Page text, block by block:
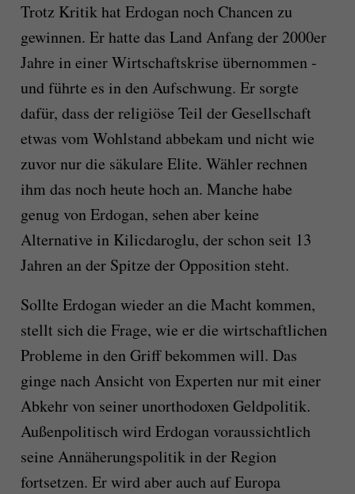
Trotz Kritik hat Erdogan noch Chancen zu
gewinnen. Er hatte das Land Anfang der 2000er
Jahre in einer Wirtschaftskrise übernommen -
und führte es in den Aufschwung. Er sorgte
dafür, dass der religiöse Teil der Gesellschaft
etwas vom Wohlstand abbekam und nicht wie
zuvor nur die säkulare Elite. Wähler rechnen
ihm das noch heute hoch an. Manche habe
genug von Erdogan, sehen aber keine
Alternative in Kilicdaroglu, der schon seit 13
Jahren an der Spitze der Opposition steht.
Sollte Erdogan wieder an die Macht kommen,
stellt sich die Frage, wie er die wirtschaftlichen
Probleme in den Griff bekommen will. Das
ginge nach Ansicht von Experten nur mit einer
Abkehr von seiner unorthodoxen Geldpolitik.
Außenpolitisch wird Erdogan voraussichtlich
seine Annäherungspolitik in der Region
fortsetzen. Er wird aber auch auf Europa